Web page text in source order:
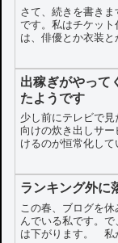
さて、続きを書き
です。私はチケッ
は、俳優とか衣装
出稼ぎがやって
たようです
少し前にテレビで
向けの炊き出しサ
けるのが恒常化し
ランキング外に
この春、ブログを
んでいる私です。
は下がります。 私